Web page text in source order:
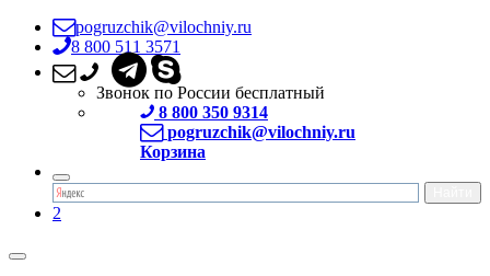
pogruzchik@vilochniy.ru
8 800 511 3571
Звонок по России бесплатный
8 800 350 9314
pogruzchik@vilochniy.ru
Корзина
2